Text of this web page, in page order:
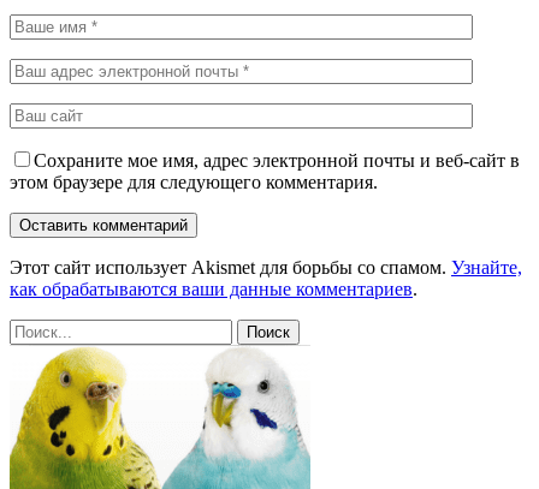
Сохраните мое имя, адрес электронной почты и веб-сайт в
этом браузере для следующего комментария.
Этот сайт использует Akismet для борьбы со спамом. Узнайте,
как обрабатываются ваши данные комментариев.